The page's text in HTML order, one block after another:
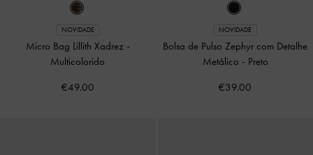
NOVIDADE
Micro Bag Lillith Xadrez -
Multicolorido
€49.00
NOVIDADE
Bolsa de Pulso Zephyr com Detalhe
Metálico - Preto
€39.00